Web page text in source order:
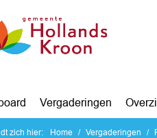
deze pagina
Vergaderingen
zich hier: Home Vergaderingen